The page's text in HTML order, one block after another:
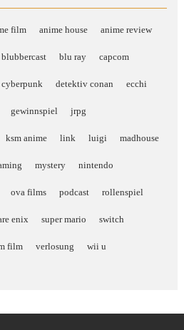
film anime house anime review
blubbercast blu ray capcom
cyberpunk detektiv conan ecchi
gewinnspiel jrpg
ksm anime link luigi madhouse
mystery nintendo
ova films podcast rollenspiel
enix super mario switch
film verlosung wii u